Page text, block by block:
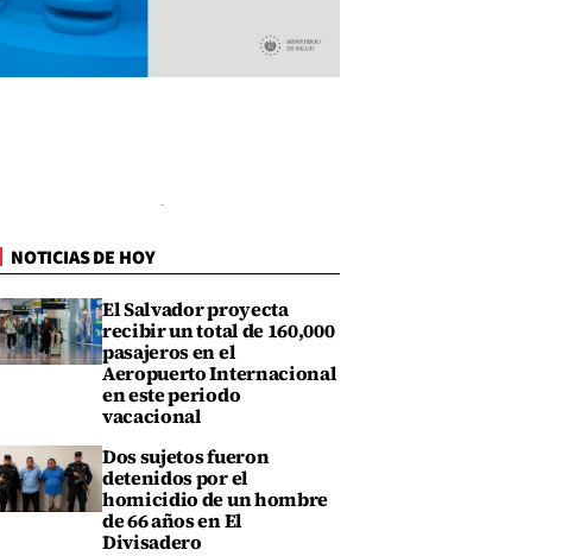
NOTICIAS DE HOY
El Salvador proyecta
recibir un total de 160,000
pasajeros en el
Aeropuerto Internacional
en este periodo
vacacional
Dos sujetos fueron
detenidos por el
homicidio de un hombre
de 66 años en El
Divisadero